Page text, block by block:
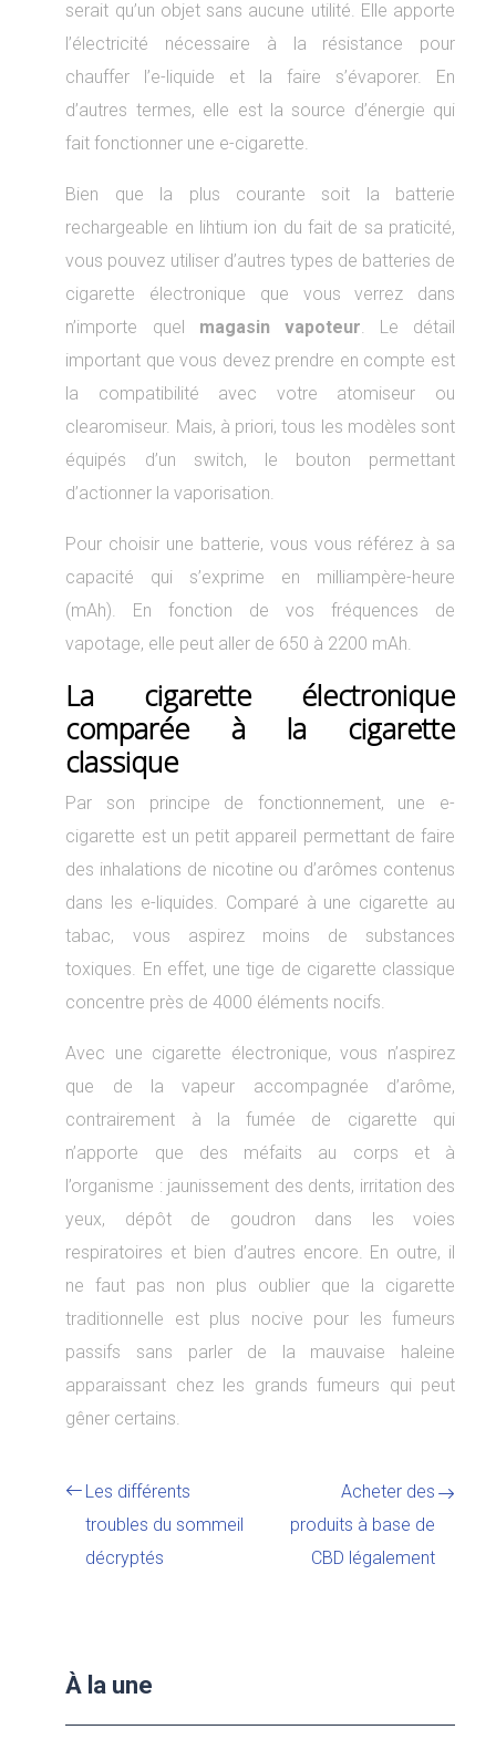
serait qu’un objet sans aucune utilité. Elle apporte
l’électricité nécessaire à la résistance pour
chauffer l’e-liquide et la faire s’évaporer. En
d’autres termes, elle est la source d’énergie qui
fait fonctionner une e-cigarette.
Bien que la plus courante soit la batterie
rechargeable en lihtium ion du fait de sa praticité,
vous pouvez utiliser d’autres types de batteries de
cigarette électronique que vous verrez dans
n’importe quel magasin vapoteur. Le détail
important que vous devez prendre en compte est
la compatibilité avec votre atomiseur ou
clearomiseur. Mais, à priori, tous les modèles sont
équipés d’un switch, le bouton permettant
d’actionner la vaporisation.
Pour choisir une batterie, vous vous référez à sa
capacité qui s’exprime en milliampère-heure
(mAh). En fonction de vos fréquences de
vapotage, elle peut aller de 650 à 2200 mAh.
La cigarette électronique
comparée à la cigarette
classique
Par son principe de fonctionnement, une e-
cigarette est un petit appareil permettant de faire
des inhalations de nicotine ou d’arômes contenus
dans les e-liquides. Comparé à une cigarette au
tabac, vous aspirez moins de substances
toxiques. En effet, une tige de cigarette classique
concentre près de 4000 éléments nocifs.
Avec une cigarette électronique, vous n’aspirez
que de la vapeur accompagnée d’arôme,
contrairement à la fumée de cigarette qui
n’apporte que des méfaits au corps et à
l’organisme : jaunissement des dents, irritation des
yeux, dépôt de goudron dans les voies
respiratoires et bien d’autres encore. En outre, il
ne faut pas non plus oublier que la cigarette
traditionnelle est plus nocive pour les fumeurs
passifs sans parler de la mauvaise haleine
apparaissant chez les grands fumeurs qui peut
gêner certains.
Les différents
troubles du sommeil
décryptés
Acheter des
produits à base de
CBD légalement
À la une